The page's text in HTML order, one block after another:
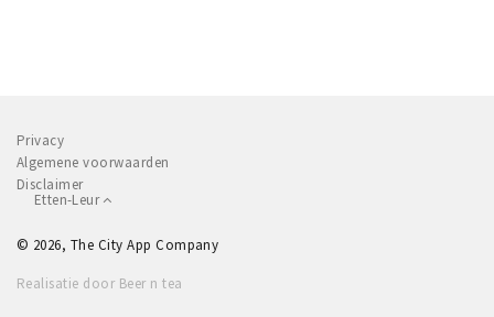
Privacy
Algemene voorwaarden
Disclaimer
Etten-Leur
© 2026, The City App Company
Realisatie door Beer n tea